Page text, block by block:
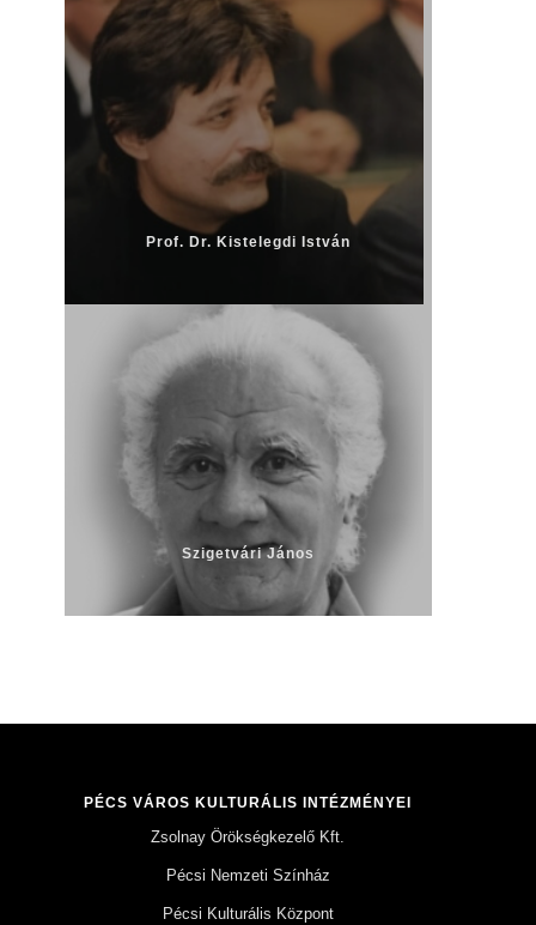
Prof. Dr. Kistelegdi István
Szigetvári János
PÉCS VÁROS KULTURÁLIS INTÉZMÉNYEI
Zsolnay Örökségkezelő Kft.
Pécsi Nemzeti Színház
Pécsi Kulturális Központ